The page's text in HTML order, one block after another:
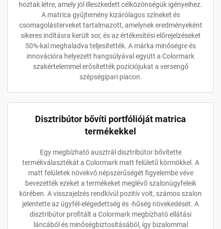
hoztak létre, amely jól illeszkedett célközönségük igényeihez.
A matrica gyűjtemény kizárólagos színeket és
csomagolásterveket tartalmazott, amelynek eredményeként
sikeres indításra került sor, és az értékesítési előrejelzéseket
50%-kal meghaladva teljesítették. A márka minőségre és
innovációra helyezett hangsúlyával együtt a Colormark
szakértelemmel erősítették pozíciójukat a versengő
szépségipari piacon.
Disztribútor bővíti portfólióját matrica
termékekkel
Egy megbízható ausztrál disztribútor bővítette
termékválasztékát a Colormark matt felületű körmökkel. A
matt felületek növekvő népszerűségét figyelembe véve
bevezették ezeket a termékeket meglévő szalonügyfeleik
körében. A visszajelzés rendkívül pozitív volt, számos szalon
jelentette az ügyfél-elégedettség és -hűség növekedését. A
disztribútor profitált a Colormark megbízható ellátási
láncából és minőségbiztosításából, így bizalommal